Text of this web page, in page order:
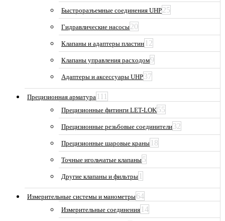
Быстроразъемные соединения UHP25
Гидравлические насосы20
Клапаны и адаптеры пластин 12
Клапаны управления расходом9
Адаптеры и аксессуары UHP37
Прецизионная арматура 111
Прецизионные фитинги LET-LOK55
Прецизионные резьбовые соединители32
Прецизионные шаровые краны 18
Точные игольчатые клапаны5
Другие клапаны и фильтры 1
Измерительные системы и манометры64
Измерительные соединения 14